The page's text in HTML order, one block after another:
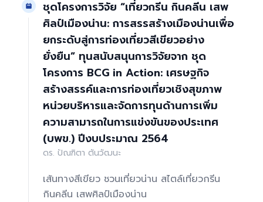
ชุดโครงการวิจัย “เที่ยวกรีน กินคลีน เสพ
ศิลป์เมืองน่าน: การสรรสร้างเมืองน่านเพื่อ
ยกระดับสู่การท่องเที่ยวสีเขียวอย่าง
ยั่งยืน” ทุนสนับสนุนการวิจัยจาก ชุด
โครงการ BCG in Action: เศรษฐกิจ
สร้างสรรค์และการท่องเที่ยวเชิงสุขภาพ
หน่วยบริหารและจัดการทุนด้านการเพิ่ม
ความสามารถในการแข่งขันของประเทศ
(บพข.) ปีงบประมาณ 2564
ดร. ปัณฑิตา ตันวัฒนะ
เส้นทางสีเขียว ชวนเที่ยวน่าน สไตล์เที่ยวกรีน
กินคลีน เสพศิลป์เมืองน่าน